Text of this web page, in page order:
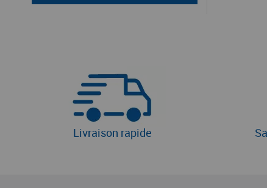
Livraison rapide